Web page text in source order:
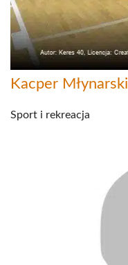
Kacper Młynarski
Sport i rekreacja